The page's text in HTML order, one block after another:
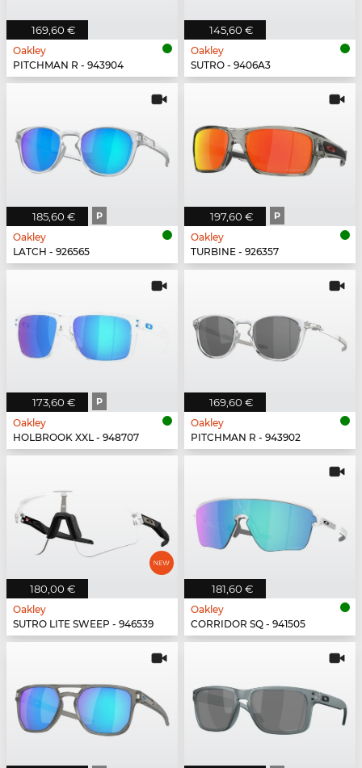
169,60 €
Oakley
PITCHMAN R - 943904
145,60 €
Oakley
SUTRO - 9406A3
185,60 € P
Oakley
LATCH - 926565
197,60 € P
Oakley
TURBINE - 926357
173,60 € P
Oakley
HOLBROOK XXL - 948707
169,60 €
Oakley
PITCHMAN R - 943902
180,00 €
Oakley
SUTRO LITE SWEEP - 946539
181,60 €
Oakley
CORRIDOR SQ - 941505